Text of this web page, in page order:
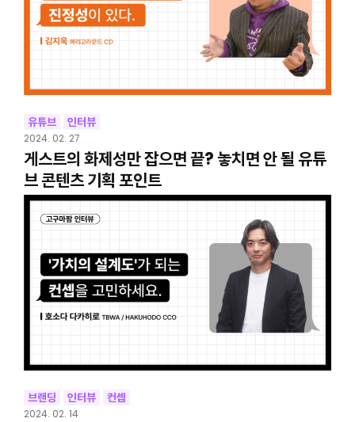
유튜브 인터뷰
2024. 02. 27
게스트의 화제성만 잡으면 끝? 놓치면 안 될 유튜
브 콘텐츠 기획 포인트
브랜딩 인터뷰 컨셉
2024. 02. 14